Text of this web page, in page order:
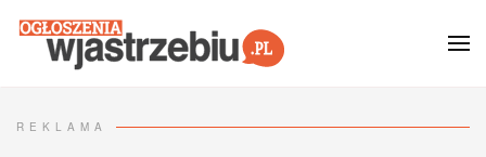
Przejdź do głównej treści
REKLAMA